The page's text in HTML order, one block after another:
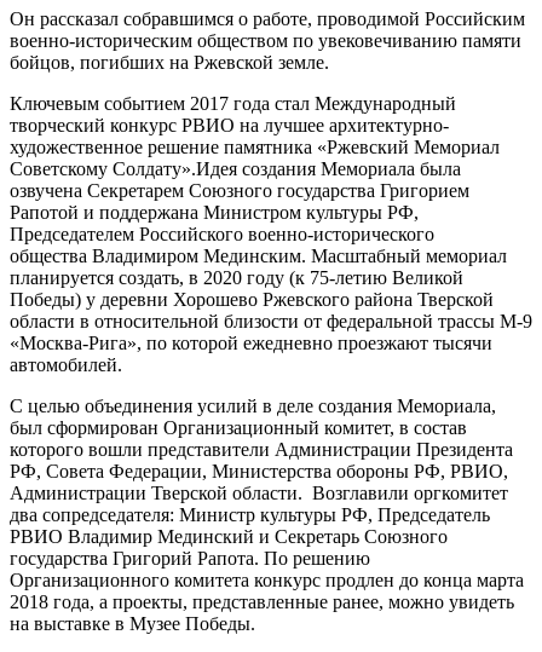
Он рассказал собравшимся о работе, проводимой Российским
военно-историческим обществом по увековечиванию памяти
бойцов, погибших на Ржевской земле.
Ключевым событием 2017 года стал Международный
творческий конкурс РВИО на лучшее архитектурно-
художественное решение памятника «Ржевский Мемориал
Советскому Солдату».Идея создания Мемориала была
озвучена Секретарем Союзного государства Григорием
Рапотой и поддержана Министром культуры РФ,
Председателем Российского военно-исторического
общества Владимиром Мединским. Масштабный мемориал
планируется создать, в 2020 году (к 75-летию Великой
Победы) у деревни Хорошево Ржевского района Тверской
области в относительной близости от федеральной трассы М-9
«Москва-Рига», по которой ежедневно проезжают тысячи
автомобилей.
С целью объединения усилий в деле создания Мемориала,
был сформирован Организационный комитет, в состав
которого вошли представители Администрации Президента
РФ, Совета Федерации, Министерства обороны РФ, РВИО,
Администрации Тверской области. Возглавили оргкомитет
два сопредседателя: Министр культуры РФ, Председатель
РВИО Владимир Мединский и Секретарь Союзного
государства Григорий Рапота. По решению
Организационного комитета конкурс продлен до конца марта
2018 года, а проекты, представленные ранее, можно увидеть
на выставке в Музее Победы.